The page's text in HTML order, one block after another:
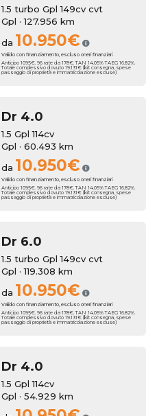
1.5 turbo Gpl 149cv cvt
Gpl · 127.956 km
da 10.950€
Valido con finanziamento, escluso oneri finanziari
Anticipo 1095€. 96 rate da 178€. TAN 14.05% TAEG 16.82%.
Totale complessivo dovuto 19.131€ (kit consegna, spese
passaggio di proprietà e immatricolazione escluse)
Dr 4.0
1.5 Gpl 114cv
Gpl · 60.493 km
da 10.950€
Valido con finanziamento, escluso oneri finanziari
Anticipo 1095€. 96 rate da 178€. TAN 14.05% TAEG 16.82%.
Totale complessivo dovuto 19.131€ (kit consegna, spese
passaggio di proprietà e immatricolazione escluse)
Dr 6.0
1.5 turbo Gpl 149cv cvt
Gpl · 119.308 km
da 10.950€
Valido con finanziamento, escluso oneri finanziari
Anticipo 1095€. 96 rate da 178€. TAN 14.05% TAEG 16.82%.
Totale complessivo dovuto 19.131€ (kit consegna, spese
passaggio di proprietà e immatricolazione escluse)
Dr 4.0
1.5 Gpl 114cv
Gpl · 54.929 km